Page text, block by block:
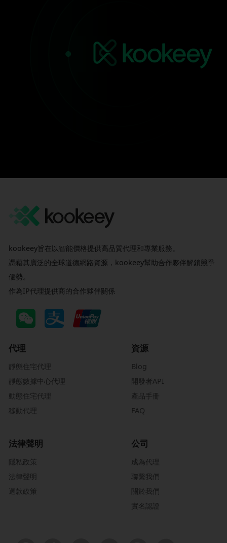
kookeey旨在以智能價格提供高品質代理和專業服務。
憑藉其廣泛的全球道德網路資源，kookeey幫助合作夥伴解鎖競爭
優勢。
作為IP代理提供商的合作夥伴關係
代理
靜態住宅代理
靜態數據中心代理
動態住宅代理
移動代理
資源
Blog
開發者API
產品手冊
FAQ
法律聲明
隱私政策
法律聲明
退款政策
公司
成為代理
聯繫我們
關於我們
實名認證